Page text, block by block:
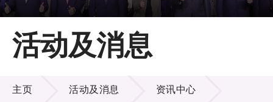
主页
关于LSCM
技术商品化
活动及消息
活动及消息
主页 活动及消息 资讯中心